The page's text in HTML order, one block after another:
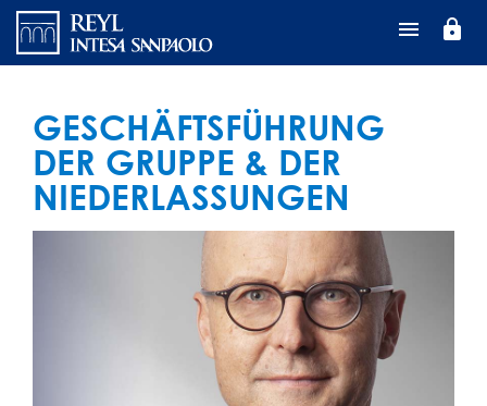
Direkt
zum
Inhalt
lock
GESCHÄFTSFÜHRUNG
DER GRUPPE & DER
NIEDERLASSUNGEN